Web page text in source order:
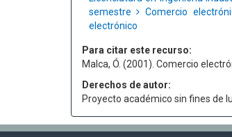
semestre
Comercio
electrónico
Para citar este recurso:
Malca, Ó. (2001). Comercio
Derechos de autor:
Proyecto académico sin fines de